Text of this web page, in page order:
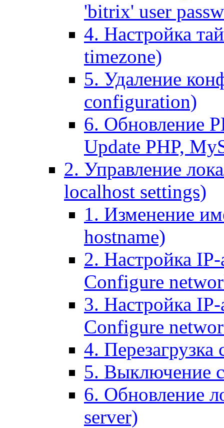
'bitrix' user
4. Настройка
timezone)
5. Удаление
configuration)
6. Обновление
Update PHP,
2. Управление
localhost settings)
1. Изменение
hostname)
2. Настройка IP-
Configure
3. Настройка
Configure
4. Перезагрузка
5. Выключение
6. Обновление
server)